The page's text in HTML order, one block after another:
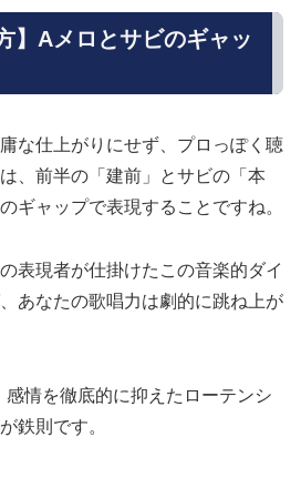
】Aメロとサビのギャッ
な仕上がりにせず、プロっぽく聴
、前半の「建前」とサビの「本
ギャップで表現することですね。
表現者が仕掛けたこの音楽的ダイ
あなたの歌唱力は劇的に跳ね上が
感情を徹底的に抑えたローテンシ
鉄則です。